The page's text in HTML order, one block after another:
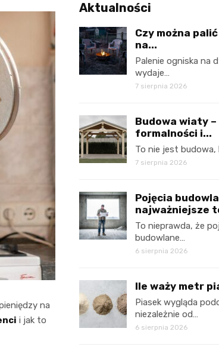
na
i jak to
Aktualności
Czy można
na...
Palenie ogniska na
wydaje…
7 sierpnia 2026
Budowa wiaty –
formalności i...
To nie jest budowa,
7 sierpnia 2026
Pojęcia
najważniejsze
To nieprawda, że
budowlane…
6 sierpnia 2026
Ile waży metr
Piasek wygląda
niezależnie od…
6 sierpnia 2026